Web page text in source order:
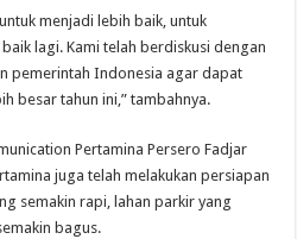
menjadi lebih baik, untuk
lagi. Kami telah berdiskusi dengan
pemerintah Indonesia agar dapat
besar tahun ini,” tambahnya.
Pertamina Persero Fadjar
juga telah melakukan persiapan
semakin rapi, lahan parkir yang
bagus.